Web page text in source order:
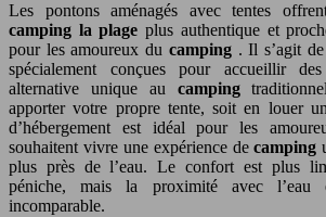
Les pontons aménagés avec tentes
camping la plageplus authentique et
pour les amoureux du camping . Il s’agit
spécialement conçues pour accueillir
alternative unique au camping
apporter votre propre tente, soit en louer
d’hébergement est idéal pour les
souhaitent vivre une expérience decamping
plus près de l’eau. Le confort est plus
péniche, mais la proximité avec l’eau
incomparable.